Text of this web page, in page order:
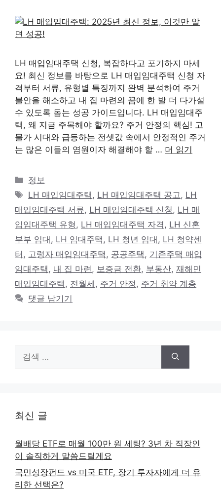
LH 매입임대주택 신청, 복잡하다고 포기하지 마세
요! 최신 정보를 바탕으로 LH 매입임대주택 신청 자
격부터 서류, 유형별 특징까지 완벽 분석하여 주거
불안을 해소하고 내 집 마련의 꿈에 한 발 더 다가설
수 있도록 돕는 성공 가이드입니다. LH 매입임대주
택, 왜 지금 주목해야 할까요? 주거 안정의 핵심! 고
물가 시대와 급등하는 전셋값 속에서 안정적인 주거
는 많은 이들의 염원이자 해결해야 할 … 더 읽기
카
테
리
정보
태
그
LH 매입임대주택 , LH 매입임대주택 공고 , LH
매입임대주택 서류, LH 매입임대주택 신청 , LH 매
입임대주택 유형 , LH 매입임대주택 자격 , LH 신혼
부부 임대 , LH 임대주택 , LH 청년 임대 , LH 청약센
터 , 고령자 매입임대주택 , 공공주택 , 기존주택 매입
임대주택 , 내 집 마련 , 보증금 전환, 부동산, 재해민
매입임대주택 , 전월세 , 주거 안정 , 주거 취약 계층
댓글 남기기
색:
최신 글
월배당 ETF로 매월 100만 원 세팅? 3년 차 직장인
이 솔직하게 말씀드릴게요
국민성장펀드 vs 미국 ETF, 장기 투자자에게 더 유
리한 선택은?